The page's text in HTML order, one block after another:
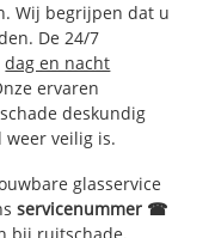
Wij begrijpen dat u
De 24/7
dag en nacht
ervaren
deskundig
veilig is.
glasservice
servicenummer ☎